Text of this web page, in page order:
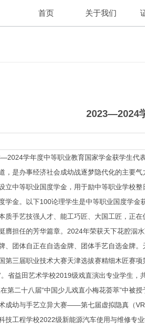
首页 关于我们
2023—2024
学年度中等职业教育国家学金获学生代表
，是办事经济社会成幼战逐梦隐代化的主要
立中等职业国度学金，用于励中等职业学校
学金。以下100论理学生是中等职业国度学
质手艺技强人才、能工巧匠、大国工匠，正
膺担任的芳华篇章。2024年荣获天下花腔泅
、团体自正在自选金牌、团体手艺自选金牌
第三届职业技术大赛天津选拔赛精细木匠赛
。省益田艺术学校2019级戏直演出专业学生，
第二十八届“中国少儿戏直小梅花荟萃”中被
成幼与手艺立异大赛——第七届虚拟隐真（
技工程学校2022级新能源汽车使用与维修专